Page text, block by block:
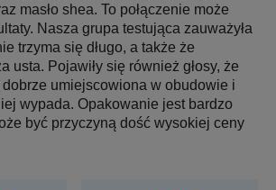
masło shea. To połączenie może
Nasza grupa testująca zauważyła
trzyma się długo, a także że
usta. Pojawiły się również głosy, że
umiejscowiona w obudowie i
wypada. Opakowanie jest bardzo
być przyczyną dość wysokiej ceny